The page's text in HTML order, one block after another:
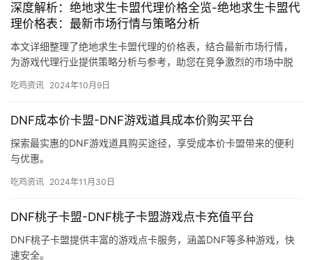
深度解析：绝地求生卡盟代理价格全览-绝地求生卡盟代
理价格表：最新市场行情与策略分析
本文详细整理了绝地求生卡盟代理的价格表，结合最新市场行情，
为游戏代理行业提供策略分析与参考，助您在竞争激烈的市场中脱
吃鸡资讯 2024年10月9日
DNF成本价卡盟-DNF游戏道具成本价购买平台
探索最实惠的DNF游戏道具购买途径，享受成本价卡盟带来的便利
与优惠。
吃鸡资讯 2024年11月30日
DNF桃子卡盟-DNF桃子卡盟游戏点卡充值平台
DNF桃子卡盟提供丰富的游戏点卡服务，涵盖DNF等多种游戏，快
速安全。